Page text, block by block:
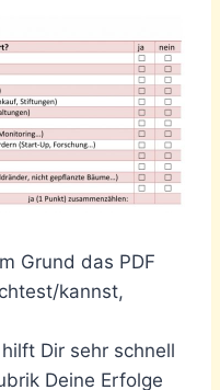
Grund das PDF
kannst,
Dir sehr schnell
Deine Erfolge